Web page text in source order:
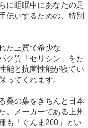
に睡眠中にあなたの足
伝いするための、特別
た上質で希少な
ク質「セリシン」をた
能と抗菌性能が寝てい
ってくれます。
桑の葉をきちんと日本
。メーカーである上州
も「ぐんま200」とい